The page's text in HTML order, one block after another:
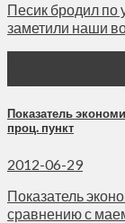
Песик бродил по
заметили наши
Показатель
проц. пункт
2012-06-29
Показатель
сравнению с